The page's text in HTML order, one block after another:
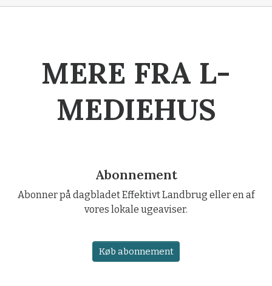
MERE FRA L-
MEDIEHUS
Abonnement
Abonner på dagbladet Effektivt Landbrug eller en af
vores lokale ugeaviser.
Køb abonnement